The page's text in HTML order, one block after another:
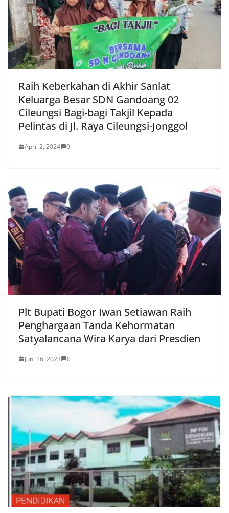
Raih Keberkahan di Akhir Sanlat
Keluarga Besar SDN Gandoang 02
Cileungsi Bagi-bagi Takjil Kepada
Pelintas di Jl. Raya Cileungsi-Jonggol
April 2, 2024 0
Plt Bupati Bogor Iwan Setiawan Raih
Penghargaan Tanda Kehormatan
Satyalancana Wira Karya dari Presdien
Juni 16, 2023 0